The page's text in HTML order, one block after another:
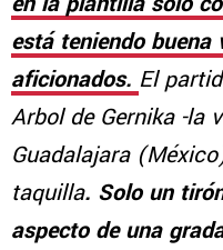
está teniendo
aficionados. El
Arbol de Gernika -la
Guadalajara
taquilla. Solo un
aspecto de una